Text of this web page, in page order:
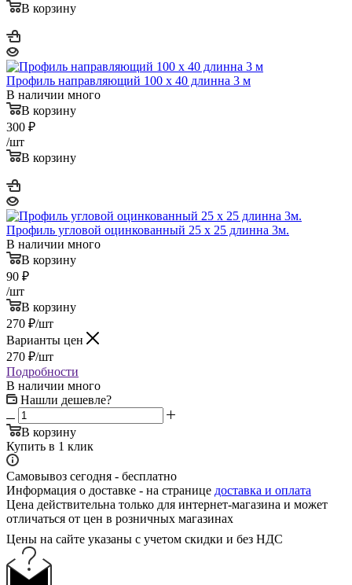
В корзину
Профиль направляющий 100 x 40 длинна 3 м
В наличии много
В корзину
300 ₽
/шт
В корзину
Профиль угловой оцинкованный 25 x 25 длинна 3м.
В наличии много
В корзину
90 ₽
/шт
В корзину
270 ₽/шт
Варианты цен
270 ₽/шт
Подробности
В наличии много
Нашли дешевле?
В корзину
Купить в 1 клик
Самовывоз сегодня - бесплатно
Информация о доставке - на странице доставка и оплата
Цена действительна только для интернет-магазина и может
отличаться от цен в розничных магазинах
Цены на сайте указаны с учетом скидки и без НДС